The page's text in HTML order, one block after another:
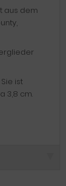
aus dem
ist
3,8 cm.